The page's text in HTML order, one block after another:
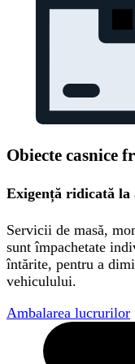
Obiecte casnice
Exigență ridicată la
Servicii de masă,
sunt împachetate
întărite, pentru a
vehiculului.
Ambalarea lucrurilor